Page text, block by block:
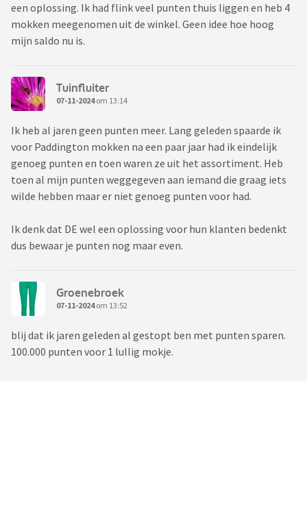
een oplossing. Ik had flink veel punten thuis liggen en heb 4
mokken meegenomen uit de winkel. Geen idee hoe hoog
mijn saldo nu is.
Tuinfluiter
07-11-2024om 13:14
Ik heb al jaren geen punten meer. Lang geleden spaarde ik
voor Paddington mokken na een paar jaar had ik eindelijk
genoeg punten en toen waren ze uit het assortiment. Heb
toen al mijn punten weggegeven aan iemand die graag iets
wilde hebben maar er niet genoeg punten voor had.
Ik denk dat DE wel een oplossing voor hun klanten bedenkt
dus bewaar je punten nog maar even.
Groenebroek
07-11-2024om 13:52
blij dat ik jaren geleden al gestopt ben met punten sparen.
100.000 punten voor 1 lullig mokje.